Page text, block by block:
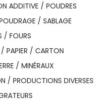
ADDITIVE / POUDRES
/ SABLAGE
/ FOURS
/ PAPIER / CARTON
/ MINÉRAUX
/ PRODUCTIONS DIVERSES